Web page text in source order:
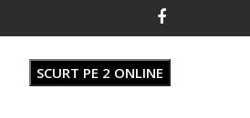
SCURT PE 2 ONLINE